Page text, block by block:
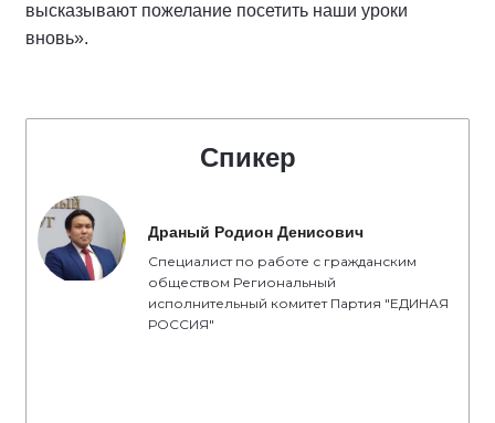
высказывают пожелание посетить наши уроки
вновь».
Спикер
Драный Родион Денисович
Специалист по работе с гражданским
обществом Региональный
исполнительный комитет Партия "ЕДИНАЯ
РОССИЯ"